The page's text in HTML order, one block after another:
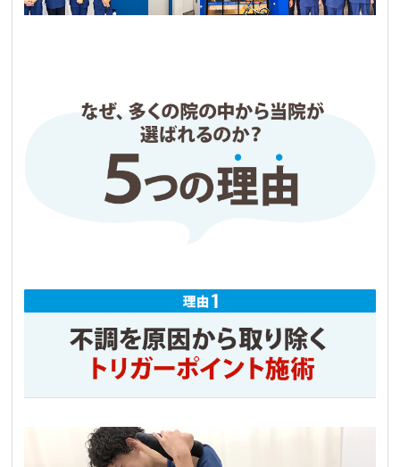
肘の痛みで通院してますが、施術が終わるとす
ごく楽になるので痛くて苦痛だったバレーボー
練習で痛くなってもここに来れば先生がどうに
かしてくれる！と、安心感があるので頑張れま
先生も優しくてとても良い先生です！
Hiroyuki Haga
3 か月前
ヘルニア一歩手前位、腰痛で動けなかったので
ました。手術も視野にあったのですが、本当に
助かりました。鍼治療も同時にしてもらい、複